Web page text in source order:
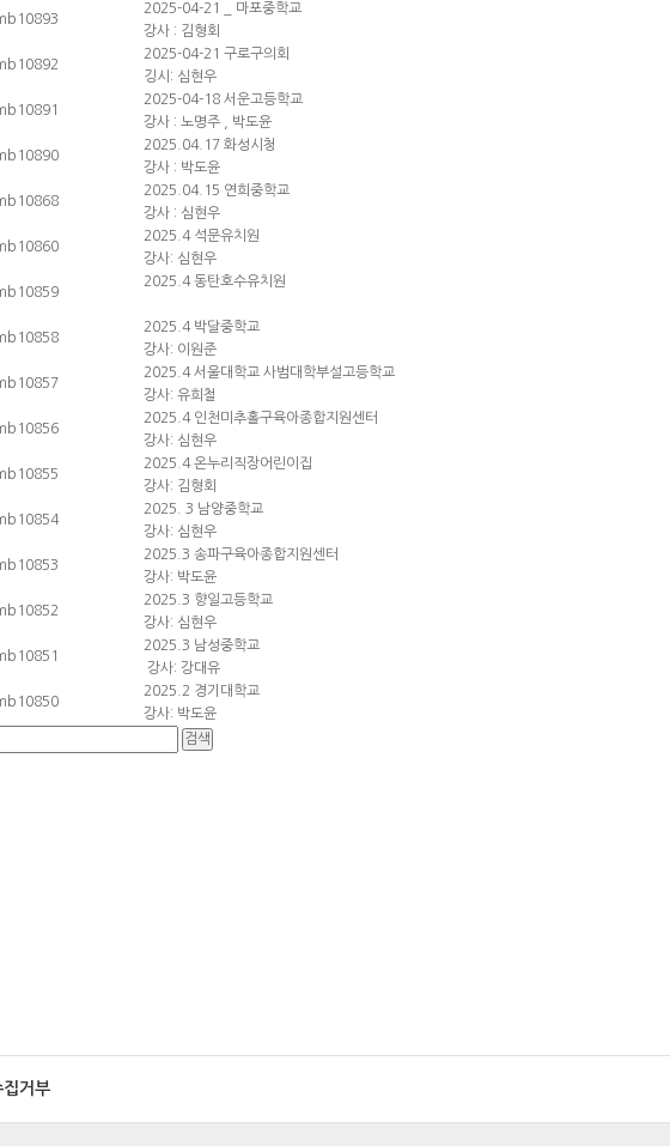
2025-04-21 _ 마포중학교
강사 : 김형회
2025-04-21 구로구의회
깅시: 심현우
2025-04-18 서운고등학교
강사 : 노명주 , 박도윤
2025.04.17 화성시청
강사 : 박도윤
2025.04.15 연희중학교
강사 : 심현우
2025.4 석문유치원
강사: 심현우
2025.4 동탄호수유치원
2025.4 박달중학교
강사: 이원준
2025.4 서울대학교 사범대학부설고등학교
강사: 유희철
2025.4 인천미추홀구육아종합지원센터
강사: 심현우
2025.4 온누리직장어린이집
강사: 김형회
2025. 3 남양중학교
강사: 심현우
2025.3 송파구육아종합지원센터
강사: 박도윤
2025.3 향일고등학교
강사: 심현우
2025.3 남성중학교
강사: 강대유
2025.2 경기대학교
강사: 박도윤
집거부